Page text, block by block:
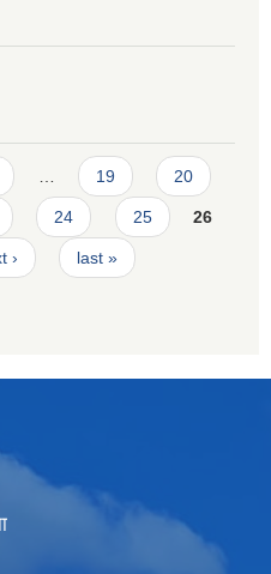
… 19 20
24 25 26
› last »